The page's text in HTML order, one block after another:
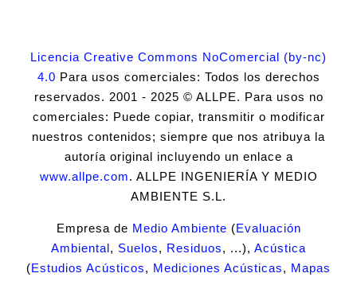
Licencia Creative Commons NoComercial (by-nc)
4.0 Para usos comerciales: Todos los derechos
reservados. 2001 - 2025 © ALLPE. Para usos no
comerciales: Puede copiar, transmitir o modificar
nuestros contenidos; siempre que nos atribuya la
autoría original incluyendo un enlace a
www.allpe.com. ALLPE INGENIERÍA Y MEDIO
AMBIENTE S.L.
Empresa de Medio Ambiente (Evaluación
Ambiental, Suelos, Residuos, ...), Acústica
(Estudios Acústicos, Mediciones Acústicas, Mapas